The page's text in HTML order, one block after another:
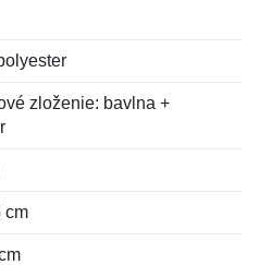
zloženie: bavlna +
cm